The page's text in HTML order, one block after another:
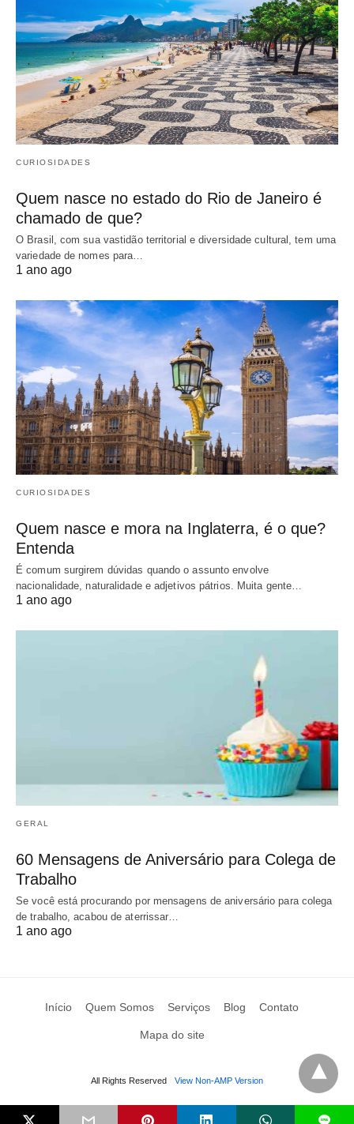
CURIOSIDADES
Quem nasce no estado do Rio de Janeiro é
chamado de que?
O Brasil, com sua vastidão territorial e diversidade cultural, tem uma
variedade de nomes para…
1 ano ago
CURIOSIDADES
Quem nasce e mora na Inglaterra, é o que?
Entenda
É comum surgirem dúvidas quando o assunto envolve
nacionalidade, naturalidade e adjetivos pátrios. Muita gente…
1 ano ago
GERAL
60 Mensagens de Aniversário para Colega de
Trabalho
Se você está procurando por mensagens de aniversário para colega
de trabalho, acabou de aterrissar…
1 ano ago
Início Quem Somos Serviços Blog Contato
Mapa do site
All Rights Reserved View Non-AMP Version
L